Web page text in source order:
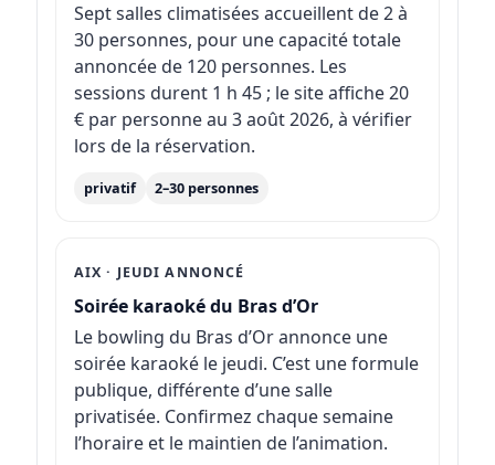
Sept salles climatisées accueillent de 2 à
30 personnes, pour une capacité totale
annoncée de 120 personnes. Les
sessions durent 1 h 45 ; le site affiche 20
€ par personne au 3 août 2026, à vérifier
lors de la réservation.
privatif 2–30 personnes
AIX · JEUDI ANNONCÉ
Soirée karaoké du Bras d’Or
Le bowling du Bras d’Or annonce une
soirée karaoké le jeudi. C’est une formule
publique, différente d’une salle
privatisée. Confirmez chaque semaine
l’horaire et le maintien de l’animation.